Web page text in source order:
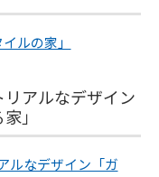
ルの家」
アルなデザイン
」
ルなデザイン「ガ